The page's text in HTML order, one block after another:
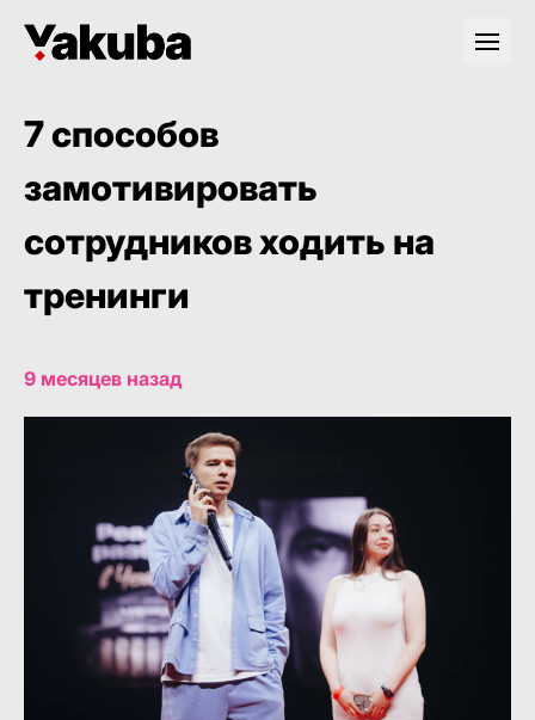
7 способов
замотивировать
сотрудников ходить на
тренинги
9 месяцев назад